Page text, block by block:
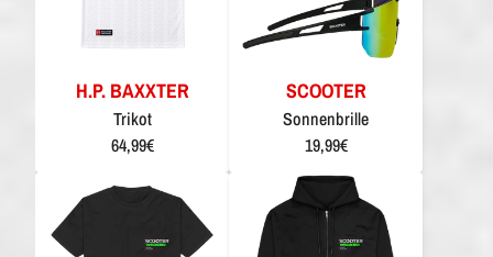
H.P. BAXXTER
Trikot
64,99€
SCOOTER
Sonnenbrille
19,99€